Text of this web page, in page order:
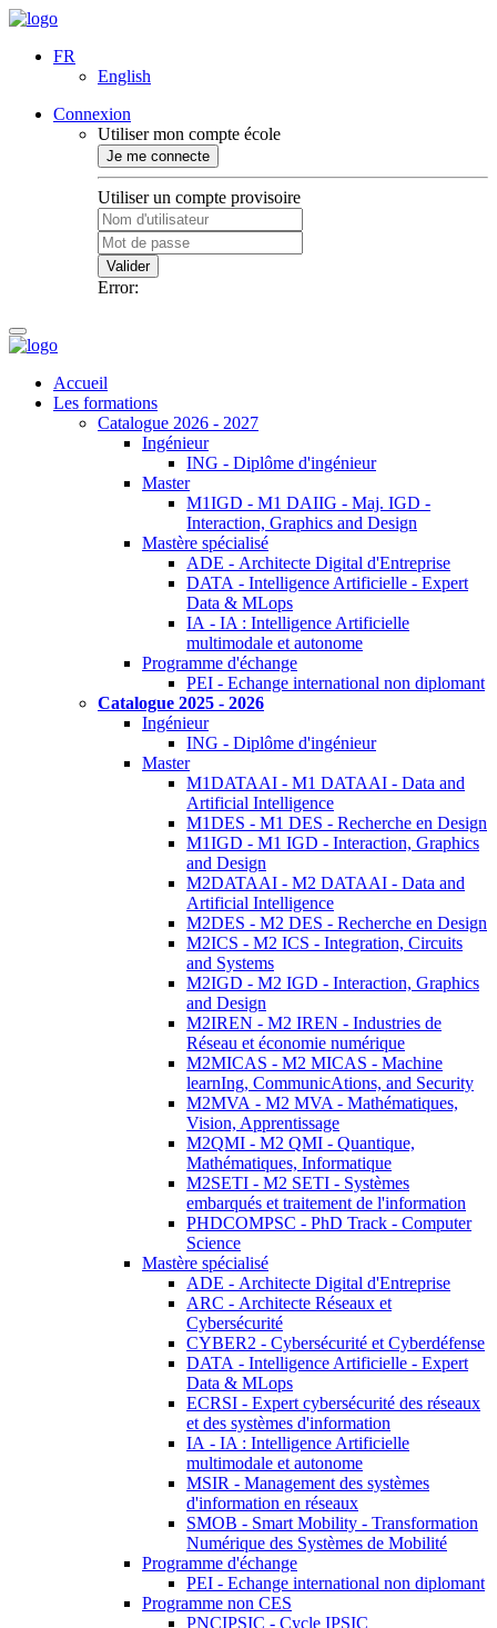
FR
English
Connexion
Utiliser mon compte école
Je me connecte
Utiliser un compte provisoire
Valider
Error:
Accueil
Les formations
Catalogue 2026 - 2027
Ingénieur
ING - Diplôme d'ingénieur
Master
M1IGD - M1 DAIIG - Maj. IGD -
Interaction, Graphics and Design
Mastère spécialisé
ADE - Architecte Digital d'Entreprise
DATA - Intelligence Artificielle - Expert
Data & MLops
IA - IA : Intelligence Artificielle
multimodale et autonome
Programme d'échange
PEI - Echange international non diplomant
Catalogue 2025 - 2026
Ingénieur
ING - Diplôme d'ingénieur
Master
M1DATAAI - M1 DATAAI - Data and
Artificial Intelligence
M1DES - M1 DES - Recherche en Design
M1IGD - M1 IGD - Interaction, Graphics
and Design
M2DATAAI - M2 DATAAI - Data and
Artificial Intelligence
M2DES - M2 DES - Recherche en Design
M2ICS - M2 ICS - Integration, Circuits
and Systems
M2IGD - M2 IGD - Interaction, Graphics
and Design
M2IREN - M2 IREN - Industries de
Réseau et économie numérique
M2MICAS - M2 MICAS - Machine
learnIng, CommunicAtions, and Security
M2MVA - M2 MVA - Mathématiques,
Vision, Apprentissage
M2QMI - M2 QMI - Quantique,
Mathématiques, Informatique
M2SETI - M2 SETI - Systèmes
embarqués et traitement de l'information
PHDCOMPSC - PhD Track - Computer
Science
Mastère spécialisé
ADE - Architecte Digital d'Entreprise
ARC - Architecte Réseaux et
Cybersécurité
CYBER2 - Cybersécurité et Cyberdéfense
DATA - Intelligence Artificielle - Expert
Data & MLops
ECRSI - Expert cybersécurité des réseaux
et des systèmes d'information
IA - IA : Intelligence Artificielle
multimodale et autonome
MSIR - Management des systèmes
d'information en réseaux
SMOB - Smart Mobility - Transformation
Numérique des Systèmes de Mobilité
Programme d'échange
PEI - Echange international non diplomant
Programme non CES
PNCIPSIC - Cycle IPSIC